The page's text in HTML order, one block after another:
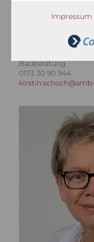
Impressum
Bauberatung
0173 30 90 944